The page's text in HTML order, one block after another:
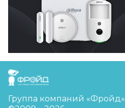
FreudGroup
Группа компаний «Фройд»